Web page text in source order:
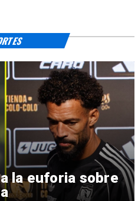
la euforia sobre